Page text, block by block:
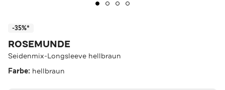
-35%*
ROSEMUNDE
Seidenmix-Longsleeve hellbraun
Farbe: hellbraun